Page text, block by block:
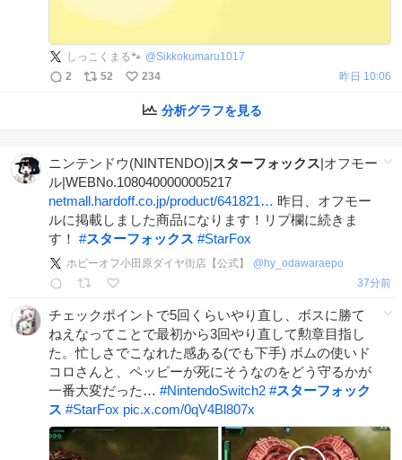
しっこくまる🐾 @Sikkokumaru1017
2
52 234 昨日 10:06
分析グラフを見る
ニンテンドウ(NINTENDO)|スターフォックス|オフモー
ル|WEBNo.1080400000005217
netmall.hardoff.co.jp/product/641821… 昨日、オフモー
ルに掲載しました商品になります！リプ欄に続きま
す！ #スターフォックス #StarFox
ホビーオフ小田原ダイヤ街店【公式】 @ hy_odawaraepo
37分前
チェックポイントで5回くらいやり直し、ボスに勝て
ねえなってことで最初から3回やり直して勲章目指し
た。忙しさでこなれた感ある(でも下手) ボムの使いド
コロさんと、ペッピーが死にそうなのをどう守るかが
一番大変だった… #NintendoSwitch2 #スターフォック
ス #StarFox pic.x.com/0qV4Bl807x